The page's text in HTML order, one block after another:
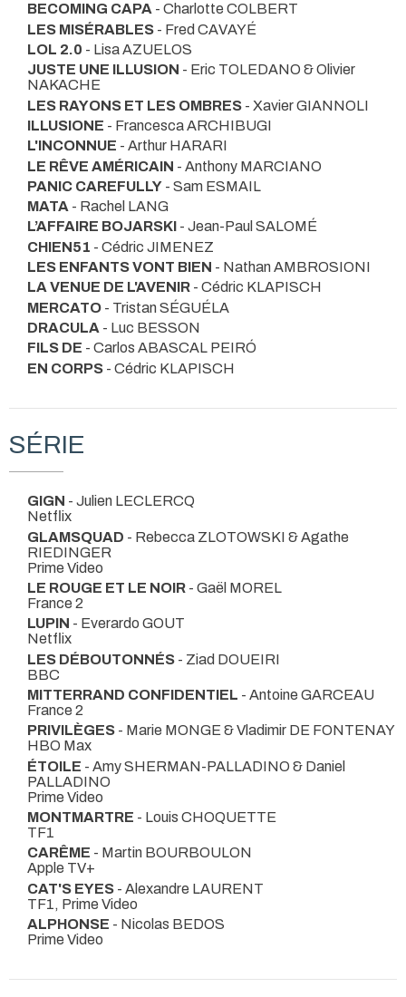
BECOMING CAPA - Charlotte COLBERT
LES MISÉRABLES - Fred CAVAYÉ
LOL 2.0 - Lisa AZUELOS
JUSTE UNE ILLUSION - Eric TOLEDANO & Olivier
NAKACHE
LES RAYONS ET LES OMBRES - Xavier GIANNOLI
ILLUSIONE - Francesca ARCHIBUGI
L'INCONNUE - Arthur HARARI
LE RÊVE AMÉRICAIN - Anthony MARCIANO
PANIC CAREFULLY - Sam ESMAIL
MATA - Rachel LANG
L’AFFAIRE BOJARSKI - Jean-Paul SALOMÉ
CHIEN51 - Cédric JIMENEZ
LES ENFANTS VONT BIEN - Nathan AMBROSIONI
LA VENUE DE L'AVENIR - Cédric KLAPISCH
MERCATO - Tristan SÉGUÉLA
DRACULA - Luc BESSON
FILS DE - Carlos ABASCAL PEIRÓ
EN CORPS - Cédric KLAPISCH
SÉRIE
GIGN - Julien LECLERCQ
Netflix
GLAMSQUAD - Rebecca ZLOTOWSKI & Agathe
RIEDINGER
Prime Video
LE ROUGE ET LE NOIR - Gaël MOREL
France 2
LUPIN - Everardo GOUT
Netflix
LES DÉBOUTONNÉS - Ziad DOUEIRI
BBC
MITTERRAND CONFIDENTIEL - Antoine GARCEAU
France 2
PRIVILÈGES - Marie MONGE & Vladimir DE FONTENAY
HBO Max
ÉTOILE - Amy SHERMAN-PALLADINO & Daniel
PALLADINO
Prime Video
MONTMARTRE - Louis CHOQUETTE
TF1
CARÊME - Martin BOURBOULON
Apple TV+
CAT'S EYES - Alexandre LAURENT
TF1, Prime Video
ALPHONSE - Nicolas BEDOS
Prime Video